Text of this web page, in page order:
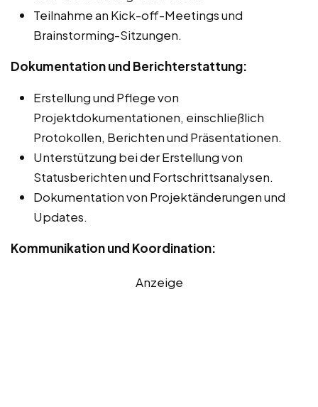
Teilnahme an Kick-off-Meetings und
Brainstorming-Sitzungen.
Dokumentation und Berichterstattung:
Erstellung und Pflege von
Projektdokumentationen, einschließlich
Protokollen, Berichten und Präsentationen.
Unterstützung bei der Erstellung von
Statusberichten und Fortschrittsanalysen.
Dokumentation von Projektänderungen und
Updates.
Kommunikation und Koordination:
Anzeige